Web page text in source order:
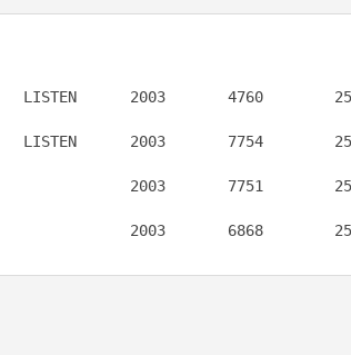
2003       4760
2003       7754
2003       7751
2003       6868